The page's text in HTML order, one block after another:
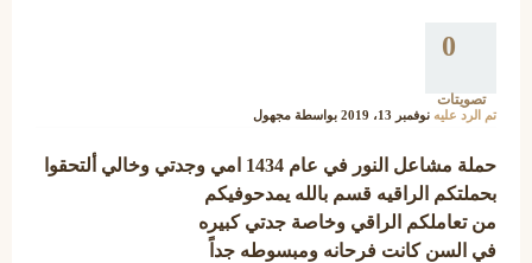
0
تصويتات
تم الرد عليه نوفمبر 13، 2019 بواسطة مجهول
حملة مشاعل النور في عام 1434 امي وجدتي وخالي ألتحقوا
بحملتكم الراقيه قسم بالله يمدحوفيكم
من تعاملكم الراقي وخاصة جدتي كبيره
في السن كانت فرحانه ومبسوطه جداً